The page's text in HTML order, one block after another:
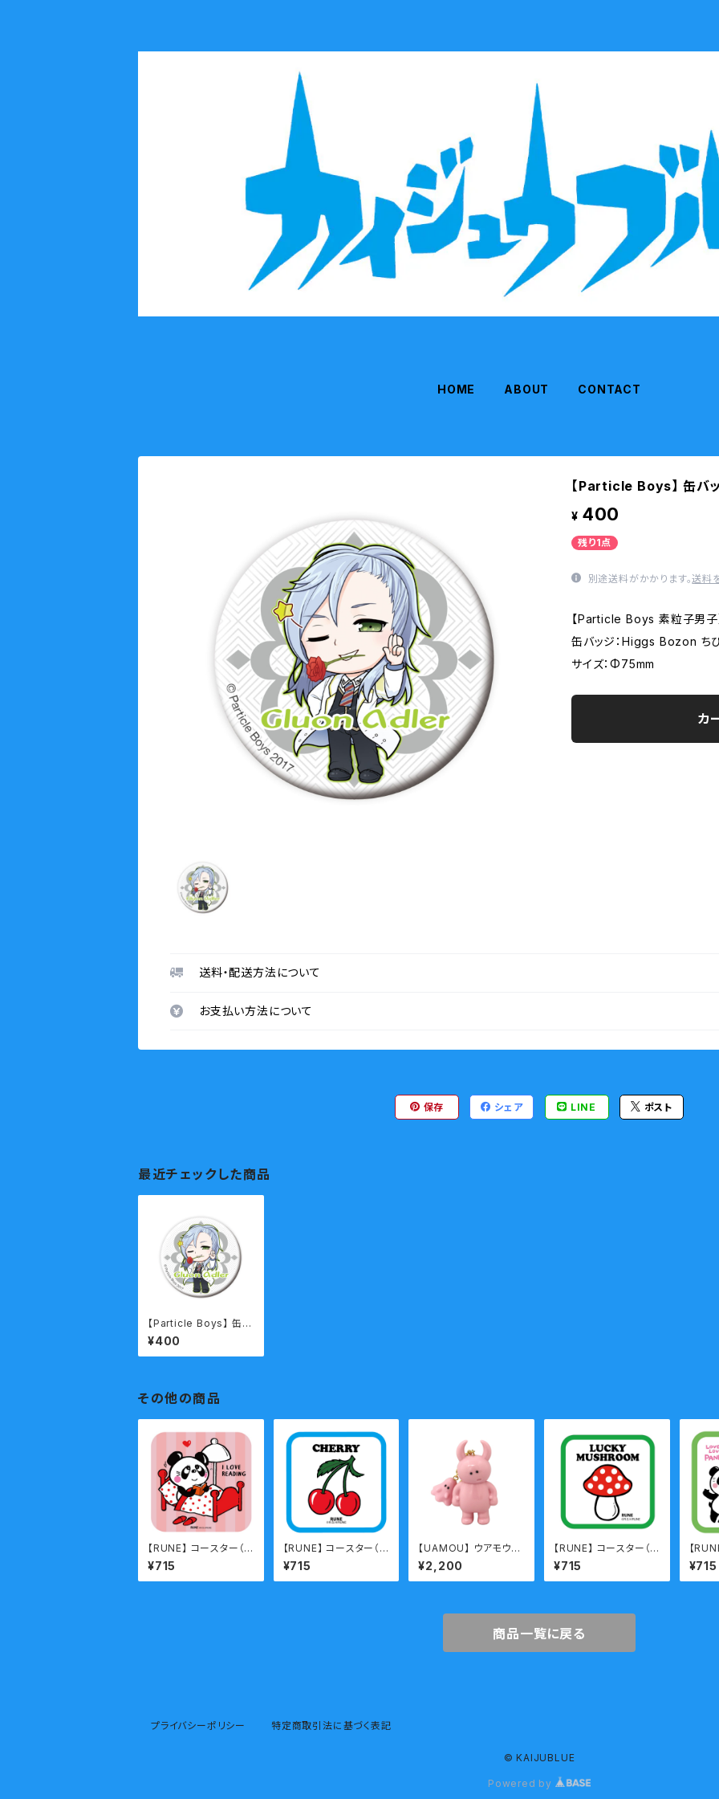
HOME ABOUT CONTACT
【Particle Boys】 缶バ
¥ 400
残り1点
別途送料がかかります。送料
【Particle Boys 素粒子男子
缶バッジ：Higgs Bozon ち
サイズ：Φ75mm
カ
送料・配送方法について
お支払い方法について
保存 シェア LINE ポスト
最近チェックした商品
【Particle Boys】 缶バ
ッジ Gluon Adler ちび
１
¥400
その他の商品
【RUNE】 コースター（P
ANDA/bed）
¥715
【RUNE】 コースター（C
HERRY)
¥715
【UAMOU】 ウアモウキ
ーホルダー パステルピ
ンク ぽけ～
¥2,200
【RUNE】 コースター（L
UCKYMUSHROOM）
¥715
【
¥715
商品一覧に戻る
プライバシーポリシー 特定商取引法に基づく表記
© KAIJUBLUE
Powered by